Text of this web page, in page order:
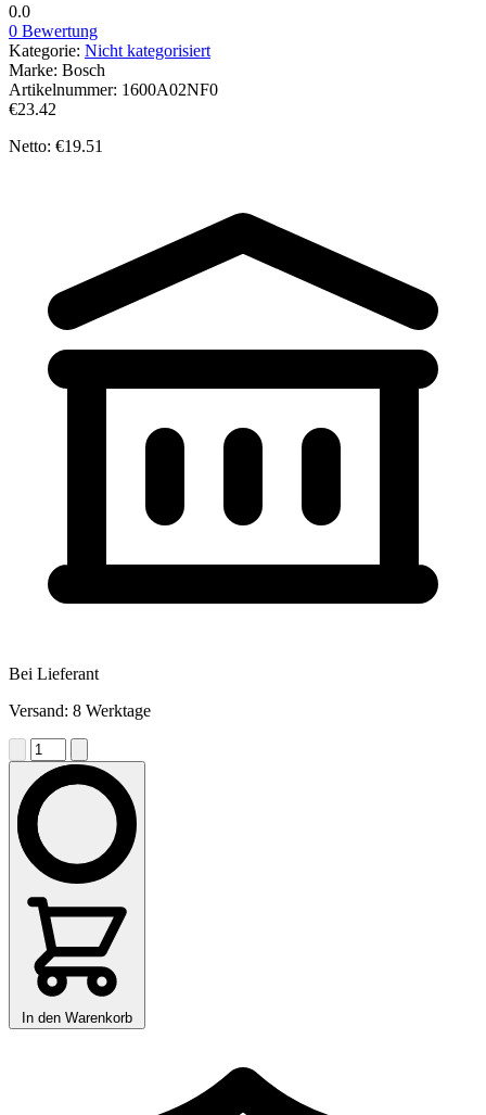
0.0
0 Bewertung
Kategorie: Nicht kategorisiert
Marke: Bosch
Artikelnummer: 1600A02NF0
€23.42
Netto: €19.51
Bei Lieferant
Versand: 8 Werktage
In den Warenkorb